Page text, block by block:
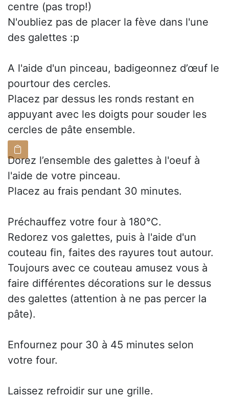
centre (pas trop!)
N'oubliez pas de placer la fève dans l'une
des galettes :p
A l'aide d'un pinceau, badigeonnez d’œuf le
pourtour des cercles.
Placez par dessus les ronds restant en
appuyant avec les doigts pour souder les
cercles de pâte ensemble.
Dorez l’ensemble des galettes à l'oeuf à
l'aide de votre pinceau.
Placez au frais pendant 30 minutes.
Préchauffez votre four à 180°C.
Redorez vos galettes, puis à l'aide d'un
couteau fin, faites des rayures tout autour.
Toujours avec ce couteau amusez vous à
faire différentes décorations sur le dessus
des galettes (attention à ne pas percer la
pâte).
Enfournez pour 30 à 45 minutes selon
votre four.
Laissez refroidir sur une grille.